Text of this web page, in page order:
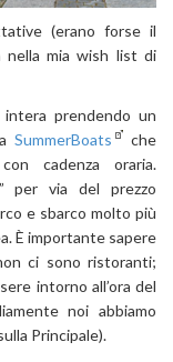
(erano forse il
nella mia wish list di
prendendo un
SummerBoats
che
con cadenza oraria.
per via del prezzo
e sbarco molto più
È importante sapere
ci sono ristoranti;
intorno all’ora del
noi abbiamo
Principale).